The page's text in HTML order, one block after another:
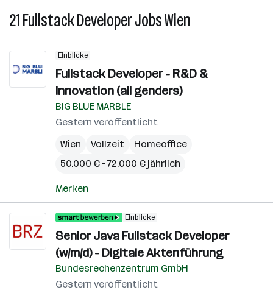
21Fullstack DeveloperJobsWien
in
Einblicke
Fullstack Developer - R&D &
Innovation (all genders)
BIG BLUE MARBLE
Gestern veröffentlicht
Wien
Vollzeit
Homeoffice
50.000 € – 72.000 € jährlich
Merken
Einblicke
Senior Java Fullstack Developer
(w/m/d) - Digitale Aktenführung
Bundesrechenzentrum GmbH
Gestern veröffentlicht